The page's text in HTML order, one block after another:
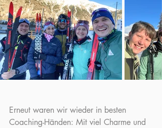
Erneut waren wir wieder in besten
Coaching-Händen: Mit viel Charme und